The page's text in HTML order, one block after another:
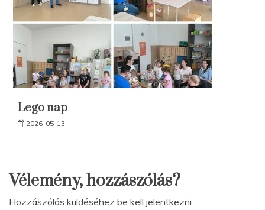
Lego nap
2026-05-13
Vélemény, hozzászólás?
Hozzászólás küldéséhez be kell jelentkezni.